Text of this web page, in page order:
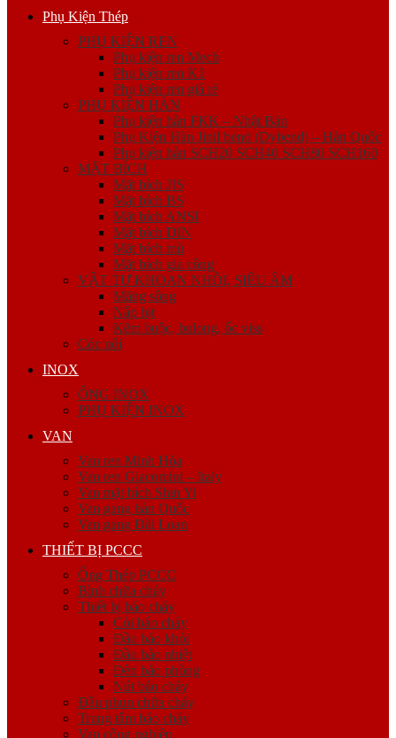
Phụ Kiện Thép
PHỤ KIỆN REN
Phụ kiện ren Mech
Phụ kiện ren K1
Phụ kiện ren giá rẻ
PHỤ KIỆN HÀN
Phụ kiện hàn FKK – Nhật Bản
Phụ Kiện Hàn Jinil bend (Dybend) – Hàn Quốc
Phụ kiện hàn SCH20 SCH40 SCH80 SCH160
MẶT BÍCH
Mặt bích JIS
Mặt bích BS
Mặt bích ANSI
Mặt bích DIN
Mặt bích mù
Mặt bích gia công
VẬT TƯ KHOAN NHỒI, SIÊU ÂM
Măng sông
Nắp bịt
Kẽm buộc, bulong, ốc viss
Cóc nối
INOX
ỐNG INOX
PHỤ KIỆN INOX
VAN
Van ren Minh Hòa
Van ren Giacomini – Italy
Van mặt bích Shin Yi
Van gang hàn Quốc
Van gang Đài Loan
THIẾT BỊ PCCC
Ống Thép PCCC
Bình chữa cháy
Thiết bị báo cháy
Còi báo cháy
Đầu báo khói
Đầu báo nhiệt
Đèn báo phòng
Nút báo cháy
Đầu phun chữa cháy
Trung tâm báo cháy
Van công nghiệp